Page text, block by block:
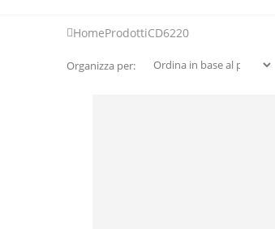
HomeProdottiCD6220
Organizza per: